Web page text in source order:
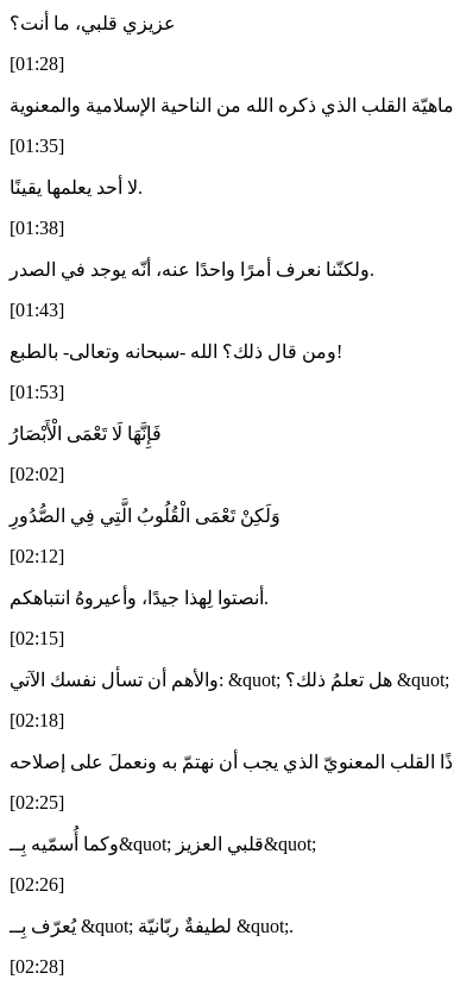
عزيزي قلبي، ما أنت؟
[01:28]
[01:35]
لا أحد يعلمها يقينًا.
[01:38]
ولكنّنا نعرف أمرًا واحدًا عنه، أنّه يوجد في الصدر.
[01:43]
ومن قال ذلك؟ الله -سبحانه وتعالى- بالطبع!
[01:53]
فَإِنَّهَا لَا تَعْمَى الْأَبْصَارُ
[02:02]
وَلَكِنْ تَعْمَى الْقُلُوبُ الَّتِي فِي الصُّدُورِ
[02:12]
أنصتوا لِهذا جيدًا، وأعيروهُ انتباهكم.
[02:15]
والأهم أن تسأل نفسك الآتي: &quot; هل تعلمُ ذلك؟ &quot;
[02:18]
إذًا القلب المعنويّ الذي يجب أن نهتمّ به ونعملَ على إصلاحه
[02:25]
وكما أُسمّيه بِــ&quot; قلبي العزيز&quot;
[02:26]
يُعرّف بِــ &quot; لطيفةٌ ربّانيّة &quot;.
[02:28]